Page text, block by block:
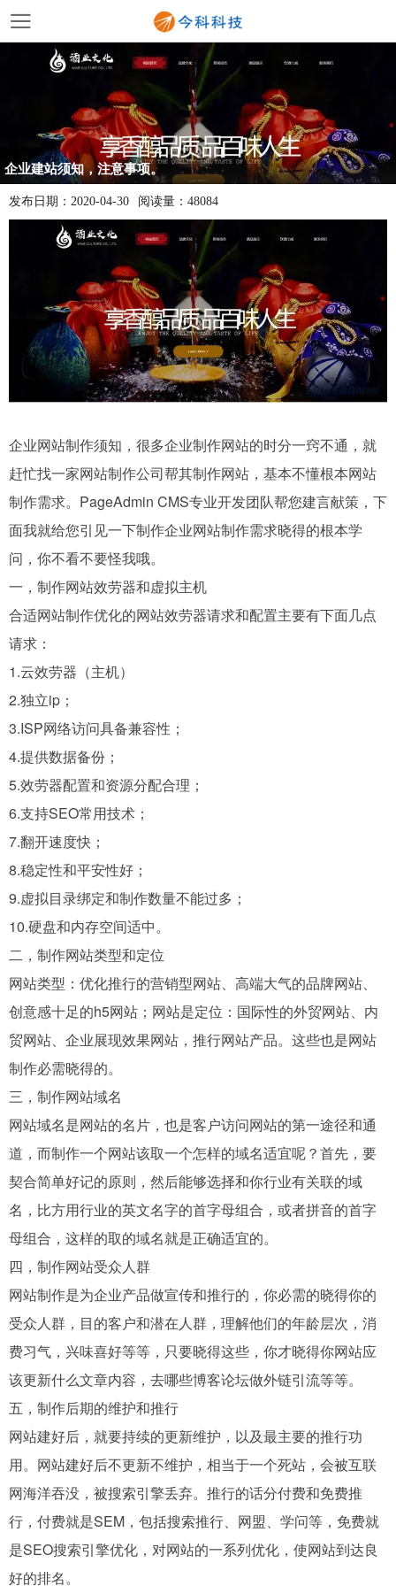
企业建站须知，注意事项。
发布日期： 2020-04-30 阅读量： 48084
企业网站制作须知，很多企业制作网站的时分一窍不通，就
赶忙找一家网站制作公司帮其制作网站，基本不懂根本网站
制作需求。PageAdmin CMS专业开发团队帮您建言献策，下
面我就给您引见一下制作企业网站制作需求晓得的根本学
问，你不看不要怪我哦。
一，制作网站效劳器和虚拟主机
合适网站制作优化的网站效劳器请求和配置主要有下面几点
请求：
1.云效劳器（主机）
2.独立ip；
3.ISP网络访问具备兼容性；
4.提供数据备份；
5.效劳器配置和资源分配合理；
6.支持SEO常用技术；
7.翻开速度快；
8.稳定性和平安性好；
9.虚拟目录绑定和制作数量不能过多；
10.硬盘和内存空间适中。
二，制作网站类型和定位
网站类型：优化推行的营销型网站、高端大气的品牌网站、
创意感十足的h5网站；网站是定位：国际性的外贸网站、内
贸网站、企业展现效果网站，推行网站产品。这些也是网站
制作必需晓得的。
三，制作网站域名
网站域名是网站的名片，也是客户访问网站的第一途径和通
道，而制作一个网站该取一个怎样的域名适宜呢？首先，要
契合简单好记的原则，然后能够选择和你行业有关联的域
名，比方用行业的英文名字的首字母组合，或者拼音的首字
母组合，这样的取的域名就是正确适宜的。
四，制作网站受众人群
网站制作是为企业产品做宣传和推行的，你必需的晓得你的
受众人群，目的客户和潜在人群，理解他们的年龄层次，消
费习气，兴味喜好等等，只要晓得这些，你才晓得你网站应
该更新什么文章内容，去哪些博客论坛做外链引流等等。
五，制作后期的维护和推行
网站建好后，就要持续的更新维护，以及最主要的推行功
用。网站建好后不更新不维护，相当于一个死站，会被互联
网海洋吞没，被搜索引擎丢弃。推行的话分付费和免费推
行，付费就是SEM，包括搜索推行、网盟、学问等，免费就
是SEO搜索引擎优化，对网站的一系列优化，使网站到达良
好的排名。